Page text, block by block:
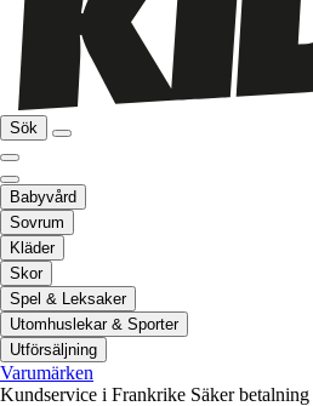
Sök
Babyvård
Sovrum
Kläder
Skor
Spel & Leksaker
Utomhuslekar & Sporter
Utförsäljning
Varumärken
Kundservice i Frankrike Säker betalning